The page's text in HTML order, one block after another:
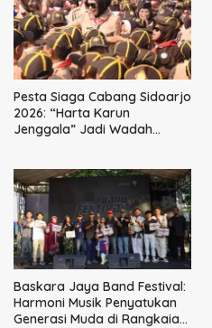
Pesta Siaga Cabang Sidoarjo
2026: “Harta Karun
Jenggala” Jadi Wadah
Baskara Jaya Band Festival:
Harmoni Musik Penyatukan
Generasi Muda di Rangkaian